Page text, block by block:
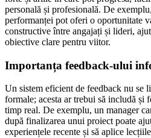
personală și profesională. De
performanței pot oferi o oportunitate
constructive între angajați și lideri,
obiective clare pentru viitor.
Importanța feedback-ului
Un sistem eficient de feedback nu se
formale; acesta ar trebui să includă
timp real. De exemplu, un manager
după finalizarea unui proiect poate
experiențele recente și să aplice